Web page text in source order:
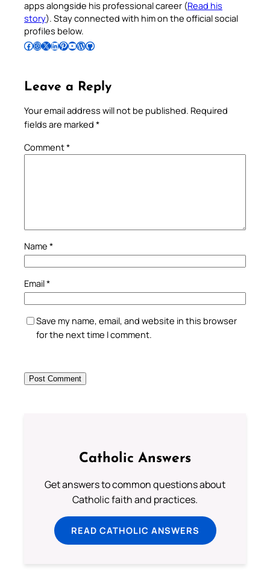
apps alongside his professional career (Read his
story). Stay connected with him on the official social
profiles below.
Follow Pradeep on Facebook Follow Pradeep on InstagramFollow Pradeep on X Follow Pradeep on LinkedIn Follow Pradeep on Pinterest Subscribe to Pradeep’s Youtube Channel Follow Pradeep on WordPress Follow Pradeep on GitHub
Leave a Reply
Your email address will not be published. Required
fields are marked *
Comment*
Name *
Email*
Save my name, email, and website in this browser
for the next time I comment.
Catholic Answers
Get answers to common questions about
Catholic faith and practices.
READ CATHOLIC ANSWERS